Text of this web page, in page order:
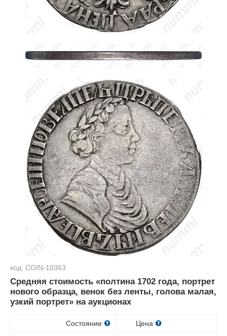
код: COIN-10363
Средняя стоимость «полтина 1702 года, портрет
нового образца, венок без ленты, голова малая,
узкий портрет» на аукционах
Состояние Цена